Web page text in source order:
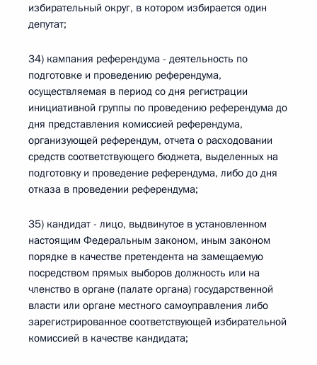
избирательный округ, в котором избирается один
депутат;
34) кампания референдума - деятельность по
подготовке и проведению референдума,
осуществляемая в период со дня регистрации
инициативной группы по проведению референдума до
дня представления комиссией референдума,
организующей референдум, отчета о расходовании
средств соответствующего бюджета, выделенных на
подготовку и проведение референдума, либо до дня
отказа в проведении референдума;
35) кандидат - лицо, выдвинутое в установленном
настоящим Федеральным законом, иным законом
порядке в качестве претендента на замещаемую
посредством прямых выборов должность или на
членство в органе (палате органа) государственной
власти или органе местного самоуправления либо
зарегистрированное соответствующей избирательной
комиссией в качестве кандидата;